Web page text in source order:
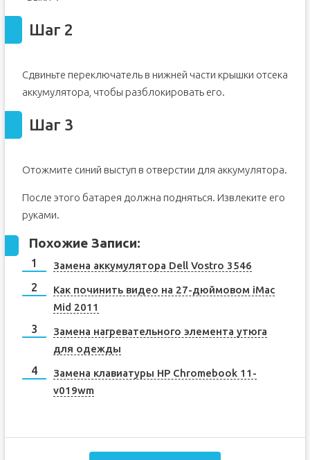
Шаг 2
Сдвиньте переключатель в нижней части крышки отсека
аккумулятора, чтобы разблокировать его.
Шаг 3
Отожмите синий выступ в отверстии для аккумулятора.
После этого батарея должна подняться. Извлеките его
руками.
Похожие Записи:
Замена аккумулятора Dell Vostro 3546
Как починить видео на 27-дюймовом iMac
Mid 2011
Замена нагревательного элемента утюга
для одежды
Замена клавиатуры HP Chromebook 11-
v019wm